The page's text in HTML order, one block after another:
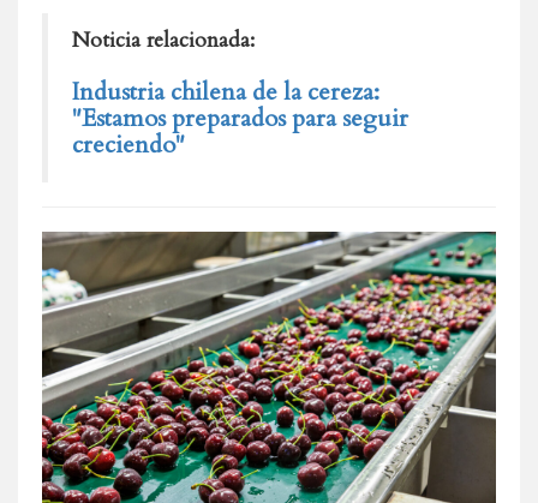
Noticia relacionada:
Industria chilena de la cereza:
"Estamos preparados para seguir
creciendo"